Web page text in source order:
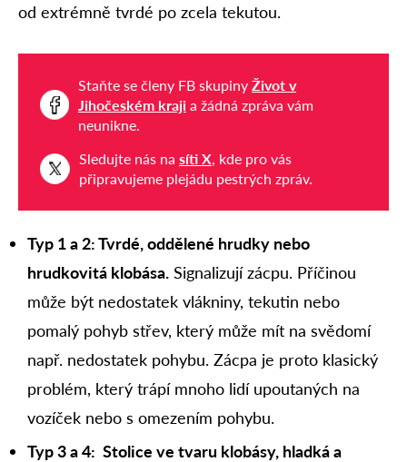
od extrémně tvrdé po zcela tekutou.
Staňte se členy FB skupiny Život v
Jihočeském kraji a žádná zpráva vám
neunikne.
Sledujte nás na síti X, kde pro vás
připravujeme plejádu pestrých zpráv.
Typ 1 a 2:Tvrdé, oddělené hrudky nebo
hrudkovitá klobása. Signalizují zácpu. Příčinou
může být nedostatek vlákniny, tekutin nebo
pomalý pohyb střev, který může mít na svědomí
např. nedostatek pohybu. Zácpa je proto klasický
problém, který trápí mnoho lidí upoutaných na
vozíček nebo s omezením pohybu.
Typ 3 a 4: Stolice ve tvaru klobásy, hladká a